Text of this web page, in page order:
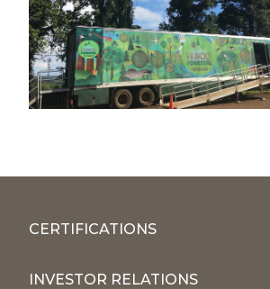
CERTIFICATIONS
INVESTOR RELATIONS